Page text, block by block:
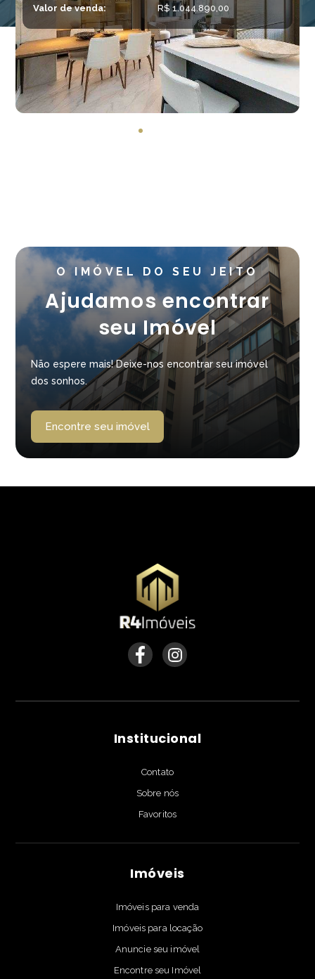
Valor de venda: R$ 1.044.890,00
O IMÓVEL DO SEU JEITO
Ajudamos encontrar
seu Imóvel
Não espere mais! Deixe-nos encontrar seu imóvel
dos sonhos.
Encontre seu imóvel
Institucional
Contato
Sobre nós
Favoritos
Imóveis
Imóveis para venda
Imóveis para locação
Anuncie seu imóvel
Encontre seu Imóvel